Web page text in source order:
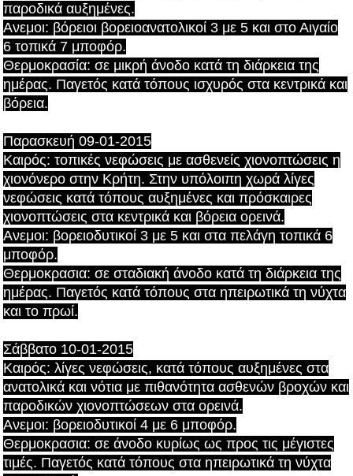
παροδικά αυξημένες.
Ανεμοι: βόρειοι βορειοανατολικοί 3 με 5 και στο Αιγαίο
6 τοπικά 7 μποφόρ.
Θερμοκρασία: σε μικρή άνοδο κατά τη διάρκεια της
ημέρας. Παγετός κατά τόπους ισχυρός στα κεντρικά και
βόρεια.
Παρασκευή 09-01-2015
Καιρός: τοπικές νεφώσεις με ασθενείς χιονοπτώσεις η
χιονόνερο στην Κρήτη. Στην υπόλοιπη χωρά λίγες
νεφώσεις κατά τόπους αυξημένες και πρόσκαιρες
χιονοπτώσεις στα κεντρικά και βόρεια ορεινά.
Ανεμοι: βορειοδυτικοί 3 με 5 και στα πελάγη τοπικά 6
μποφόρ.
Θερμοκρασια: σε σταδιακή άνοδο κατά τη διάρκεια της
ημέρας. Παγετός κατά τόπους στα ηπειρωτικά τη νύχτα
και το πρωί.
Σάββατο 10-01-2015
Καιρός: λίγες νεφώσεις, κατά τόπους αυξημένες στα
ανατολικά και νότια με πιθανότητα ασθενών βροχών και
παροδικών χιονοπτώσεων στα ορεινά.
Ανεμοι: βορειοδυτικοί 4 με 6 μποφόρ.
Θερμοκρασια: σε άνοδο κυρίως ως προς τις μέγιστες
τιμές. Παγετός κατά τόπους στα ηπειρωτικά τη νύχτα